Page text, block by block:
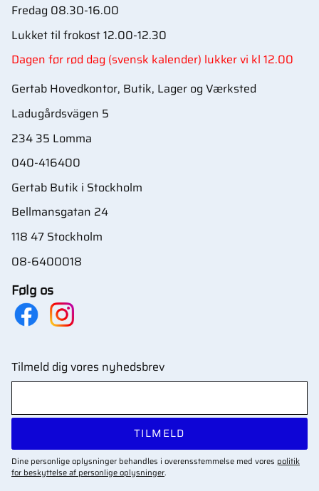
Fredag 08.30-16.00
Lukket til frokost 12.00-12.30
Dagen før rød dag (svensk kalender) lukker vi kl 12.00
Gertab Hovedkontor, Butik, Lager og Værksted
Ladugårdsvägen 5
234 35 Lomma
040-416400
Gertab Butik i Stockholm
Bellmansgatan 24
118 47 Stockholm
08-6400018
Følg os
Tilmeld dig vores nyhedsbrev
TILMELD
Dine personlige oplysninger behandles i overensstemmelse med vores politik
for beskyttelse af personlige oplysninger.